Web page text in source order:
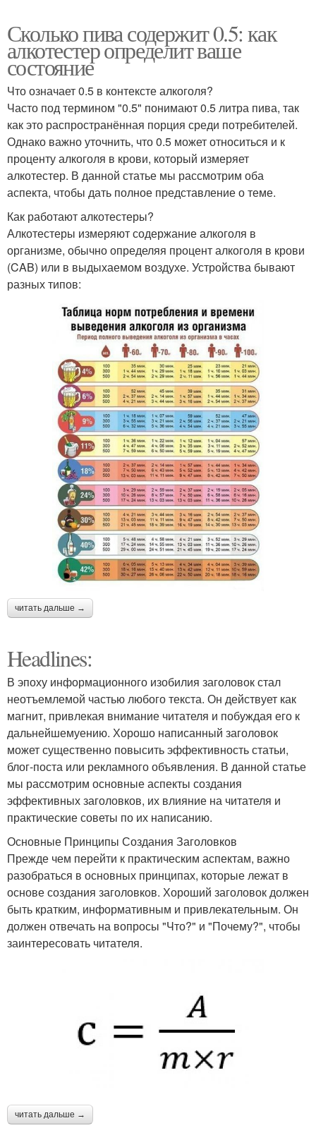
Сколько пива содержит 0.5: как
алкотестер определит ваше
состояние
Что означает 0.5 в контексте алкоголя?
Часто под термином "0.5" понимают 0.5 литра пива, так
как это распространённая порция среди потребителей.
Однако важно уточнить, что 0.5 может относиться и к
проценту алкоголя в крови, который измеряет
алкотестер. В данной статье мы рассмотрим оба
аспекта, чтобы дать полное представление о теме.
Как работают алкотестеры?
Алкотестеры измеряют содержание алкоголя в
организме, обычно определяя процент алкоголя в крови
(CAB) или в выдыхаемом воздухе. Устройства бывают
разных типов:
читать дальше →
Headlines:
В эпоху информационного изобилия заголовок стал
неотъемлемой частью любого текста. Он действует как
магнит, привлекая внимание читателя и побуждая его к
дальнейшемуению. Хорошо написанный заголовок
может существенно повысить эффективность статьи,
блог-поста или рекламного объявления. В данной статье
мы рассмотрим основные аспекты создания
эффективных заголовков, их влияние на читателя и
практические советы по их написанию.
Основные Принципы Создания Заголовков
Прежде чем перейти к практическим аспектам, важно
разобраться в основных принципах, которые лежат в
основе создания заголовков. Хороший заголовок должен
быть кратким, информативным и привлекательным. Он
должен отвечать на вопросы "Что?" и "Почему?", чтобы
заинтересовать читателя.
читать дальше →